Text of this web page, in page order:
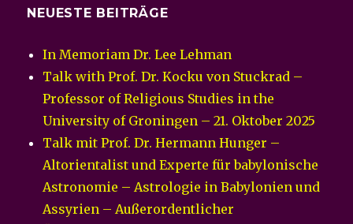
NEUESTE BEITRÄGE
In Memoriam Dr. Lee Lehman
Talk with Prof. Dr. Kocku von Stuckrad –
Professor of Religious Studies in the
University of Groningen – 21. Oktober 2025
Talk mit Prof. Dr. Hermann Hunger –
Altorientalist und Experte für babylonische
Astronomie – Astrologie in Babylonien und
Assyrien – Außerordentlicher